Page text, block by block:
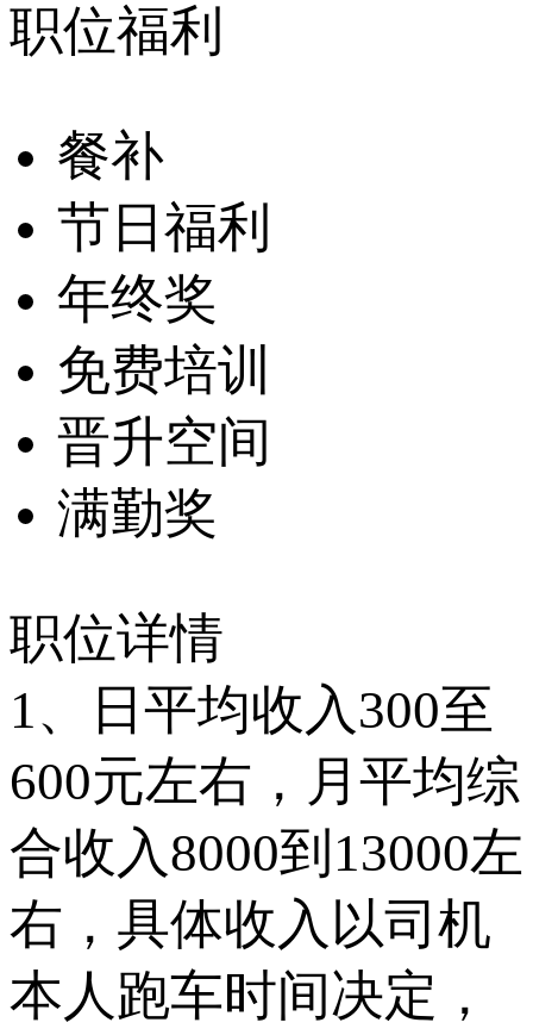
职位福利
餐补
节日福利
年终奖
免费培训
晋升空间
满勤奖
职位详情
1、日平均收入300至
600元左右，月平均综
合收入8000到13000左
右，具体收入以司机
本人跑车时间决定，